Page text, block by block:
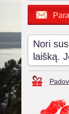
Nori
laišką.